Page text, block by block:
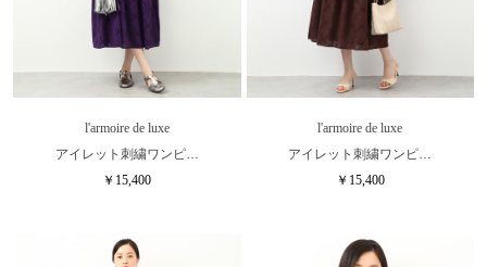
l'armoire de luxe
アイレット刺繍ワンピ…
￥15,400
l'armoire de luxe
アイレット刺繍ワンピ…
￥15,400